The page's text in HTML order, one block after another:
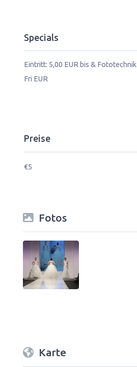
Fotos
Karte
Specials
Eintritt: 5,00 EUR bis & Fototechnik
Fri EUR
Preise
€5